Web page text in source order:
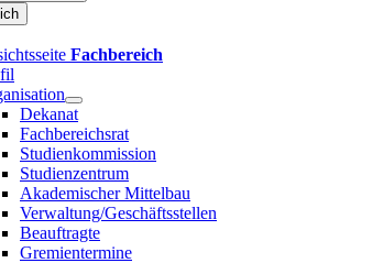
Fachbereich
Dekanat
Fachbereichsrat
Studienkommission
Studienzentrum
Akademischer Mittelbau
Verwaltung/Geschäftsstellen
Beauftragte
Gremientermine